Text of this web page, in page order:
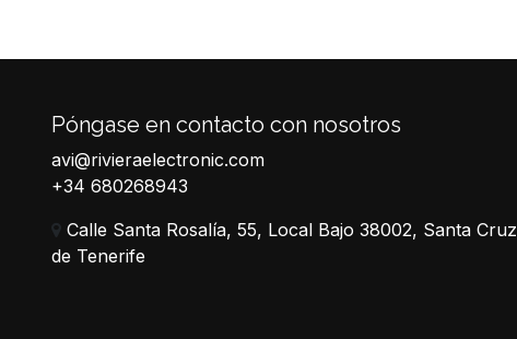
Póngase en contacto con nosotros
avi@rivieraelectronic.com
+34 680268943
Calle Santa Rosalía, 55, Local Bajo 38002, Santa Cruz
de Tenerife